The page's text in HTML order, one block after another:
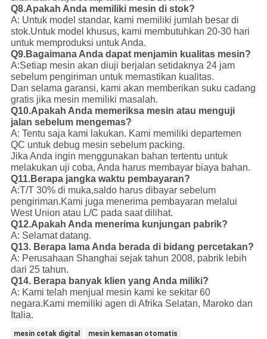
Q8.Apakah Anda memiliki mesin di stok?
A: Untuk model standar, kami memiliki jumlah besar di
stok.Untuk model khusus, kami membutuhkan 20-30 hari
untuk memproduksi untuk Anda.
Q9.Bagaimana Anda dapat menjamin kualitas mesin?
A:Setiap mesin akan diuji berjalan setidaknya 24 jam
sebelum pengiriman untuk memastikan kualitas.
Dan selama garansi, kami akan memberikan suku cadang
gratis jika mesin memiliki masalah.
Q10.Apakah Anda memeriksa mesin atau menguji
jalan sebelum mengemas?
A: Tentu saja kami lakukan. Kami memiliki departemen
QC untuk debug mesin sebelum packing.
Jika Anda ingin menggunakan bahan tertentu untuk
melakukan uji coba, Anda harus membayar biaya bahan.
Q11.Berapa jangka waktu pembayaran?
A:T/T 30% di muka,saldo harus dibayar sebelum
pengiriman.Kami juga menerima pembayaran melalui
West Union atau L/C pada saat dilihat.
Q12.Apakah Anda menerima kunjungan pabrik?
A: Selamat datang.
Q13. Berapa lama Anda berada di bidang percetakan?
A: Perusahaan Shanghai sejak tahun 2008, pabrik lebih
dari 25 tahun.
Q14. Berapa banyak klien yang Anda miliki?
A: Kami telah menjual mesin kami ke sekitar 60
negara.Kami memiliki agen di Afrika Selatan, Maroko dan
Italia.
mesin cetak digital
mesin kemasan otomatis